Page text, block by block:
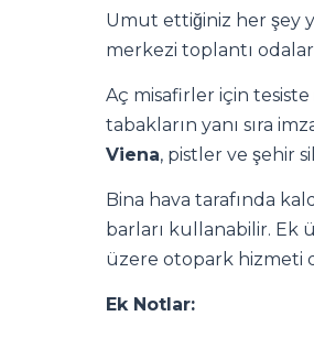
Umut ettiğiniz her şey
merkezi toplantı
Aç misafirler için
tabakların yanı sıra
Viena, pistler ve şehir
Bina hava tarafında
barları kullanabilir. Ek
üzere otopark hizmeti
Ek Notlar: